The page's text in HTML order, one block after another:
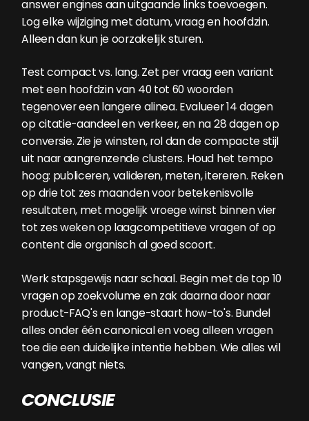
answer engines aan uitgaande links toevoegen.
Log elke wijziging met datum, vraag en hoofdzin.
Alleen dan kun je oorzakelijk sturen.
Test compact vs. lang. Zet per vraag een variant
met een hoofdzin van 40 tot 60 woorden
tegenover een langere alinea. Evalueer 14 dagen
op citatie-aandeel en verkeer, en na 28 dagen op
conversie. Zie je winsten, rol dan de compacte stijl
uit naar aangrenzende clusters. Houd het tempo
hoog: publiceren, valideren, meten, itereren. Reken
op drie tot zes maanden voor betekenisvolle
resultaten, met mogelijk vroege winst binnen vier
tot zes weken op laagcompetitieve vragen of op
content die organisch al goed scoort.
Werk stapsgewijs naar schaal. Begin met de top 10
vragen op zoekvolume en zak daarna door naar
product-FAQ's en lange-staart how-to's. Bundel
alles onder één canonical en voeg alleen vragen
toe die een duidelijke intentie hebben. Wie alles wil
vangen, vangt niets.
CONCLUSIE